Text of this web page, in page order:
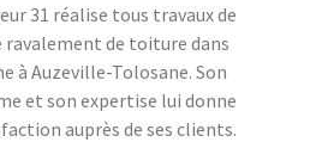
31 réalise tous travaux de
de toiture dans
à Auzeville-Tolosane. Son
et son expertise lui donne
auprès de ses clients.